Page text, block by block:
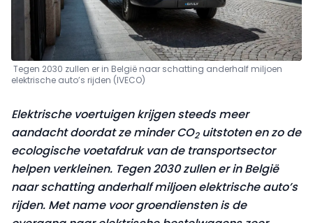
Tegen 2030 zullen er in België naar schatting anderhalf miljoen
elektrische auto’s rijden (IVECO)
Elektrische voertuigen krijgen steeds meer
aandacht doordat ze minder CO2uitstoten en zo de
ecologische voetafdruk van de transportsector
helpen verkleinen. Tegen 2030 zullen er in België
naar schatting anderhalf miljoen elektrische auto’s
rijden. Met name voor groendiensten is de